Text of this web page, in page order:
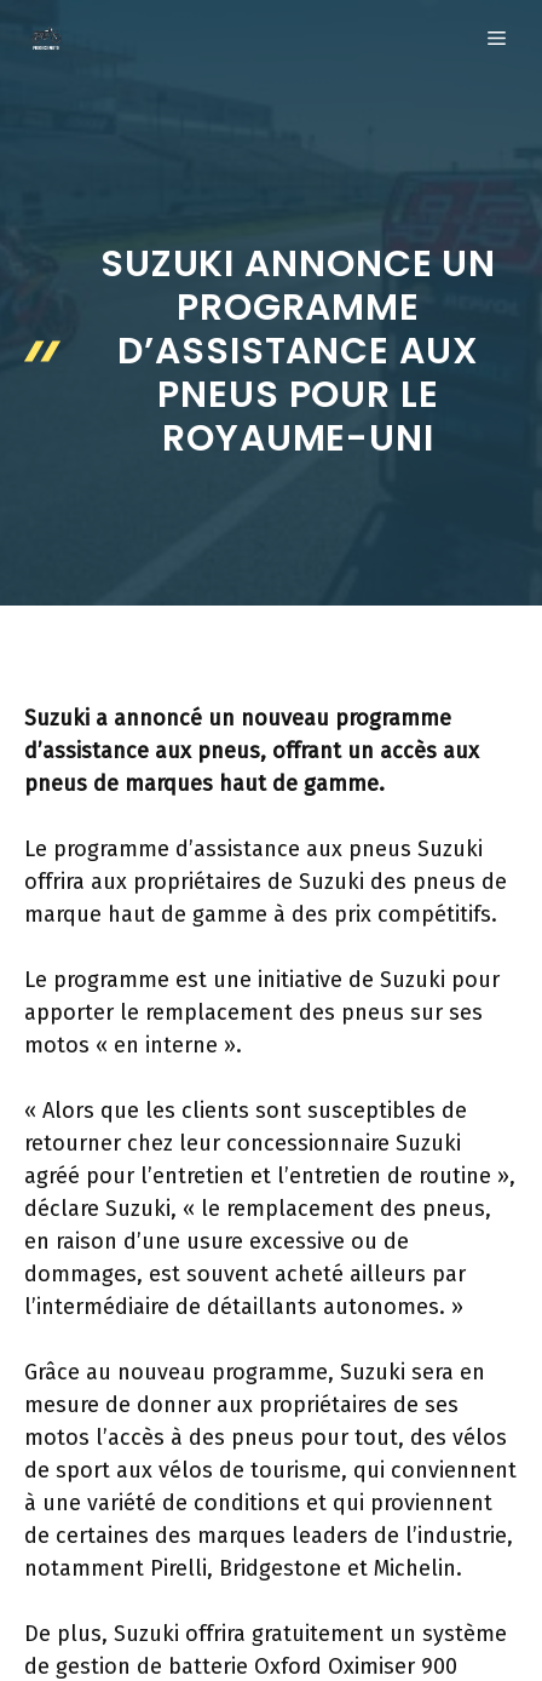
SUZUKI ANNONCE UN
PROGRAMME
D’ASSISTANCE AUX
PNEUS POUR LE
ROYAUME-UNI
Suzuki a annoncé un nouveau programme
d’assistance aux pneus, offrant un accès aux
pneus de marques haut de gamme.
Le programme d’assistance aux pneus Suzuki
offrira aux propriétaires de Suzuki des pneus de
marque haut de gamme à des prix compétitifs.
Le programme est une initiative de Suzuki pour
apporter le remplacement des pneus sur ses
motos « en interne ».
« Alors que les clients sont susceptibles de
retourner chez leur concessionnaire Suzuki
agréé pour l’entretien et l’entretien de routine »,
déclare Suzuki, « le remplacement des pneus,
en raison d’une usure excessive ou de
dommages, est souvent acheté ailleurs par
l’intermédiaire de détaillants autonomes. »
Grâce au nouveau programme, Suzuki sera en
mesure de donner aux propriétaires de ses
motos l’accès à des pneus pour tout, des vélos
de sport aux vélos de tourisme, qui conviennent
à une variété de conditions et qui proviennent
de certaines des marques leaders de l’industrie,
notamment Pirelli, Bridgestone et Michelin.
De plus, Suzuki offrira gratuitement un système
de gestion de batterie Oxford Oximiser 900